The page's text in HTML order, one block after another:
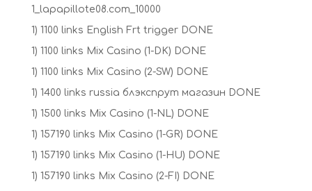
1_lapapillote08.com_10000
1) 1100 links English Frt trigger DONE
1) 1100 links Mix Casino (1-DK) DONE
1) 1100 links Mix Casino (2-SW) DONE
1) 1400 links russia блэкспрут магазин DONE
1) 1500 links Mix Casino (1-NL) DONE
1) 157190 links Mix Casino (1-GR) DONE
1) 157190 links Mix Casino (1-HU) DONE
1) 157190 links Mix Casino (2-FI) DONE